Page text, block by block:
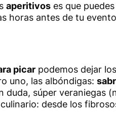
aperitivos es que
horas antes de tu
picar podemos dejar
uno, las albóndigas:
duda, súper veraniegas
desde los